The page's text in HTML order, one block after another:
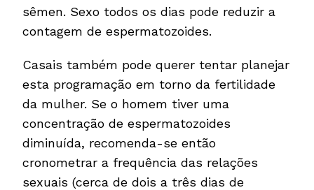
sêmen. Sexo todos os dias pode reduzir a
contagem de espermatozoides.
Casais também pode querer tentar planejar
esta programação em torno da fertilidade
da mulher. Se o homem tiver uma
concentração de espermatozoides
diminuída, recomenda-se então
cronometrar a frequência das relações
sexuais (cerca de dois a três dias de